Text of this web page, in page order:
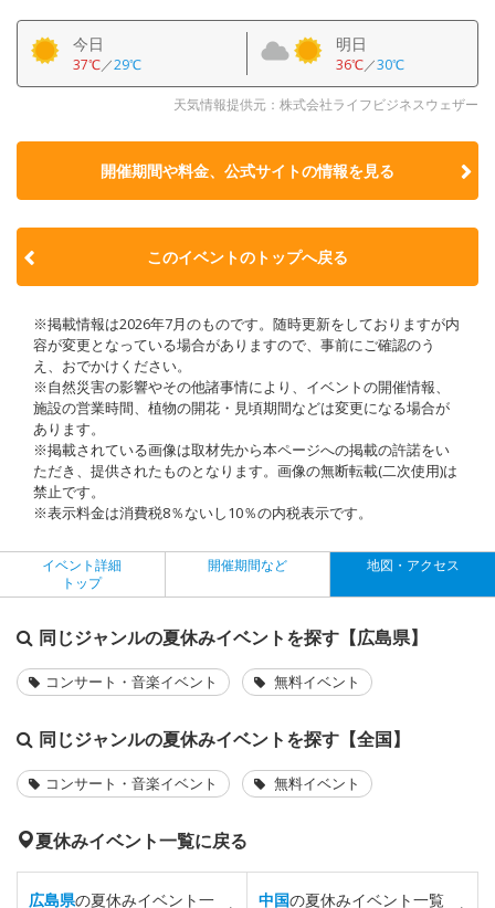
今日
37℃／29℃
明日
36℃／30℃
天気情報提供元：株式会社ライフビジネスウェザー
開催期間や料金、公式サイトの情報を見る
このイベントのトップへ戻る
※掲載情報は2026年7月のものです。随時更新をしておりますが内
容が変更となっている場合がありますので、事前にご確認のう
え、おでかけください。
※自然災害の影響やその他諸事情により、イベントの開催情報、
施設の営業時間、植物の開花・見頃期間などは変更になる場合が
あります。
※掲載されている画像は取材先から本ページへの掲載の許諾をい
ただき、提供されたものとなります。画像の無断転載(二次使用)は
禁止です。
※表示料金は消費税8％ないし10％の内税表示です。
イベント詳細
トップ
開催期間など 地図・アクセス
同じジャンルの夏休みイベントを探す【広島県】
コンサート・音楽イベント 無料イベント
同じジャンルの夏休みイベントを探す【全国】
コンサート・音楽イベント 無料イベント
夏休みイベント一覧に戻る
広島県の夏休みイベント一 中国の夏休みイベント一覧